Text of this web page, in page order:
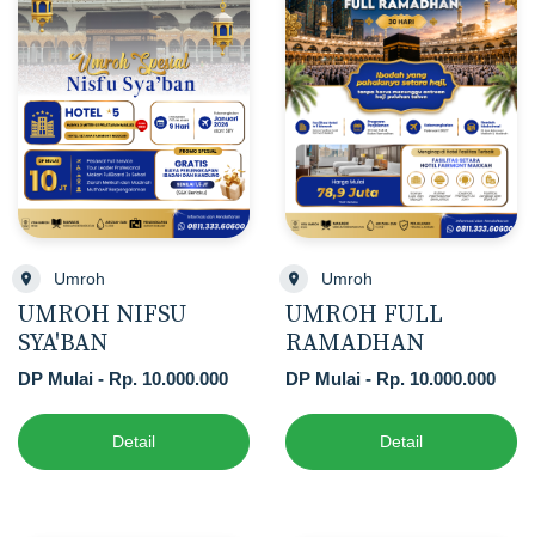
Umroh
UMROH NIFSU
SYA'BAN
DP Mulai - Rp. 10.000.000
Detail
Umroh
UMROH FULL
RAMADHAN
DP Mulai - Rp. 10.000.000
Detail